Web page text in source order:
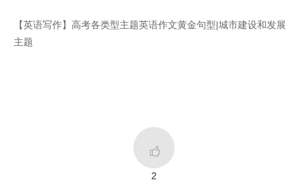
【英语写作】高考各类型主题英语作文黄金句型|城市建设和发展
主题

2